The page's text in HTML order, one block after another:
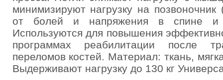
минимизируют нагрузку на позвоночник
от болей и напряжения в спине и
Используются для повышения
программах реабилитации после
переломов костей. Материал: ткань,
Выдерживают нагрузку до 130 кг